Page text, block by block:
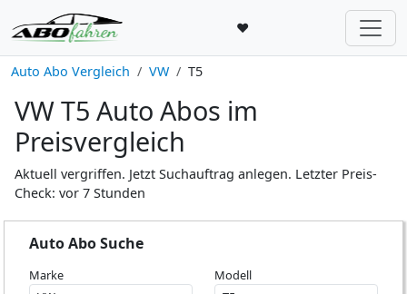
♥
Auto Abo Vergleich VW T5
VW T5 Auto Abos im
Preisvergleich
Aktuell vergriffen. Jetzt Suchauftrag anlegen. Letzter Preis-
Check: vor 7 Stunden
Auto Abo Suche
Marke Modell